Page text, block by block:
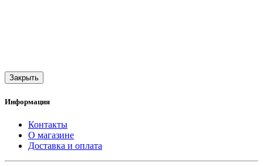
Закрыть
Информация
Контакты
О магазине
Доставка и оплата